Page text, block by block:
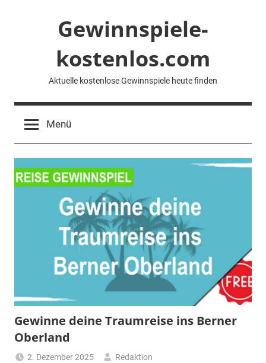
Gewinnspiele-
kostenlos.com
Aktuelle kostenlose Gewinnspiele heute finden
Menü
Gewinne deine Traumreise ins Berner
Oberland
2. Dezember 2025 Redaktion